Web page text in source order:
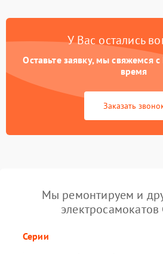
У Вас остались
Оставьте заявку, мы свяжемся
время
Заказать
Мы ремонтируем и
электросамокатов
Серии